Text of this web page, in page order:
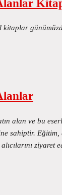
alan ve bu
sahiptir.
ziyaret